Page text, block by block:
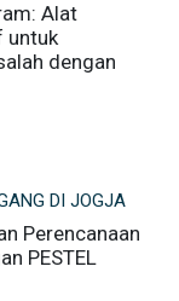
Alat
untuk
dengan
DI JOGJA
Perencanaan
PESTEL